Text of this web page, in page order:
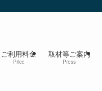
ご利用料金
Price
取材等ご案内
Press